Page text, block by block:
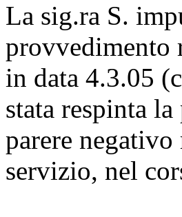
La sig.ra S.
provvedimento
in data 4.3.05
stata respinta
parere
servizio, nel